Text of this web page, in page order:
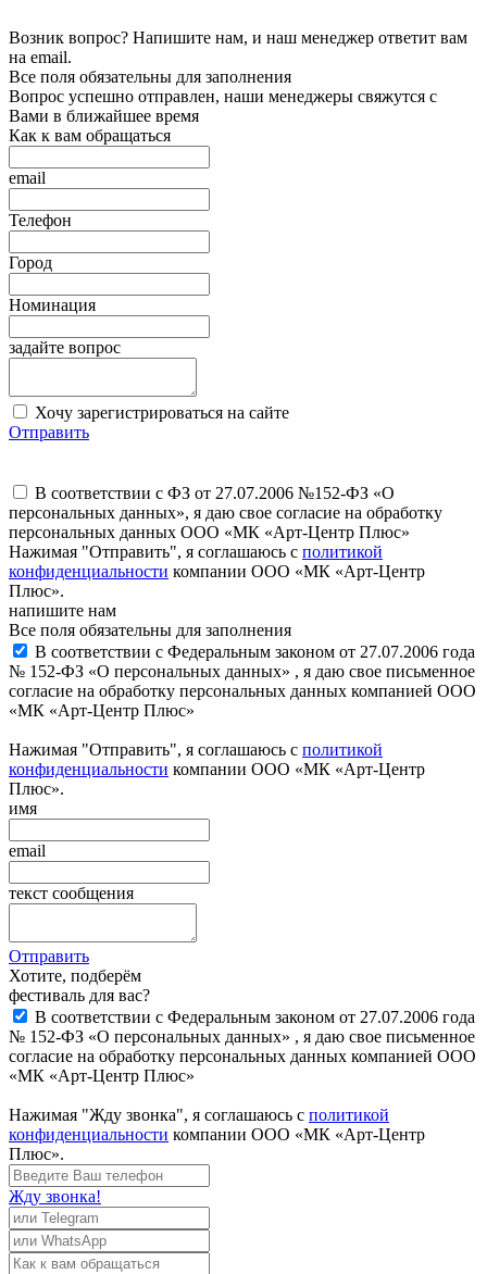
Возник вопрос? Напишите нам, и наш менеджер ответит вам
на email.
Все поля обязательны для заполнения
Вопрос успешно отправлен, наши менеджеры свяжутся с
Вами в ближайшее время
Как к вам обращаться
email
Телефон
Город
Номинация
задайте вопрос
Хочу зарегистрироваться на сайте
Отправить
В соответствии с ФЗ от 27.07.2006 №152-ФЗ «О
персональных данных», я даю свое согласие на обработку
персональных данных ООО «МК «Арт-Центр Плюс»
Нажимая "Отправить", я соглашаюсь с политикой
конфиденциальности компании ООО «МК «Арт-Центр
Плюс».
напишите нам
Все поля обязательны для заполнения
В соответствии с Федеральным законом от 27.07.2006 года
№ 152-ФЗ «О персональных данных» , я даю свое письменное
согласие на обработку персональных данных компанией ООО
«МК «Арт-Центр Плюс»
Нажимая "Отправить", я соглашаюсь с политикой
конфиденциальности компании ООО «МК «Арт-Центр
Плюс».
имя
email
текст сообщения
Отправить
Хотите, подберём
фестиваль для вас?
В соответствии с Федеральным законом от 27.07.2006 года
№ 152-ФЗ «О персональных данных» , я даю свое письменное
согласие на обработку персональных данных компанией ООО
«МК «Арт-Центр Плюс»
Нажимая "Жду звонка", я соглашаюсь с политикой
конфиденциальности компании ООО «МК «Арт-Центр
Плюс».
Жду звонка!